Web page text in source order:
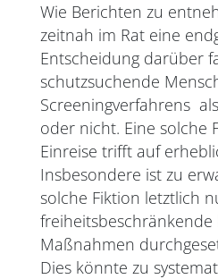
Wie Berichten zu
zeitnah im Rat eine
Entscheidung darüber
schutzsuchende
Screeningverfahrens
oder nicht. Eine solche
Einreise trifft auf
Insbesondere ist zu
solche Fiktion letztlich
freiheitsbeschränkende
Maßnahmen
Dies könnte zu